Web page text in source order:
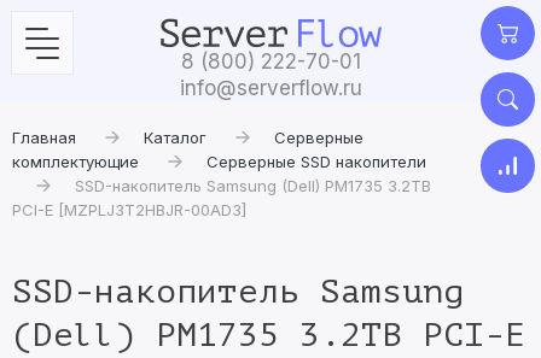
8 (800) 222-70-01
info@serverflow.ru
Главная Каталог
Серверные
комплектующие
Серверные SSD накопители
SSD-накопитель Samsung (Dell) PM1735 3.2TB
PCI-E [MZPLJ3T2HBJR-00AD3]
SSD-накопитель Samsung
(Dell) PM1735 3.2TB PCI-E